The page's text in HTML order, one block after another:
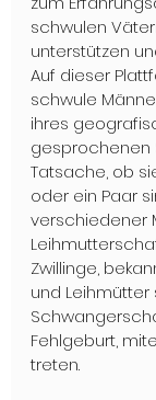
schwulen
unterstützen
Auf dieser
schwule
ihres
gesprochenen
Tatsache, ob
oder ein Paar
verschiedener
Zwillinge,
und Leihmütter
Fehlgeburt,
treten.